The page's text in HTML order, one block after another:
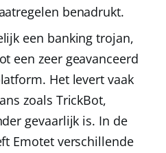
benadrukt.
een banking trojan,
een zeer geavanceerd
Het levert vaak
zoals TrickBot,
gevaarlijk is. In de
Emotet verschillende